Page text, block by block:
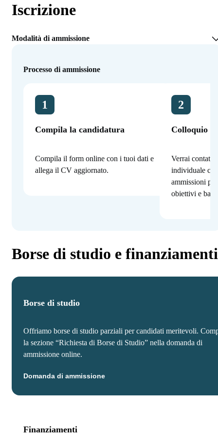
Iscrizione
Modalità di ammissione
Processo di ammissione
1
Compila la candidatura
Compila il form online con i tuoi dati e
allega il CV aggiornato.
2
Colloquio
Verrai
individuale
ammissioni
obiettivi e
Borse di studio e finanziamenti
Borse di studio
Offriamo borse di studio parziali per candidati meritevoli.
la sezione “Richiesta di Borse di Studio” nella domanda di
ammissione online.
Domanda di ammissione
Finanziamenti